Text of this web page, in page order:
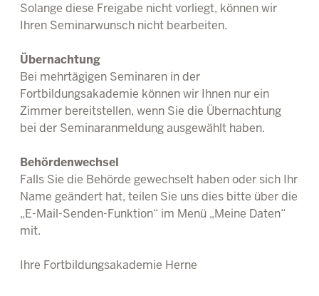
Solange diese Freigabe nicht vorliegt, können wir
Ihren Seminarwunsch nicht bearbeiten.
Übernachtung
Bei mehrtägigen Seminaren in der
Fortbildungsakademie können wir Ihnen nur ein
Zimmer bereitstellen, wenn Sie die Übernachtung
bei der Seminaranmeldung ausgewählt haben.
Behördenwechsel
Falls Sie die Behörde gewechselt haben oder sich Ihr
Name geändert hat, teilen Sie uns dies bitte über die
„E-Mail-Senden-Funktion“ im Menü „Meine Daten“
mit.
Ihre Fortbildungsakademie Herne